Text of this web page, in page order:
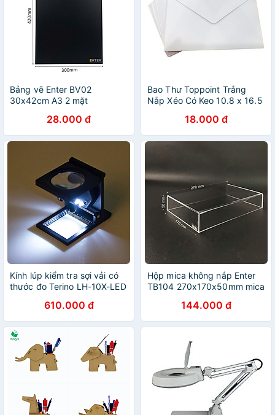
Bảng vẽ Enter BV02
30x42cm A3 2 mặt
28.000 đ
Bao Thư Toppoint Trắng
Nắp Xéo Có Keo 10.8 x 16.5
18.000 đ
Kính lúp kiểm tra sợi vải có
thước đo Terino LH-10X-LED
loại) - Hàng chính hãng
610.000 đ
Hộp mica không nắp Enter
TB104 270x170x50mm mica
kéo hộc tủ, Khay nhựa đựng
đồ dùng
144.000 đ